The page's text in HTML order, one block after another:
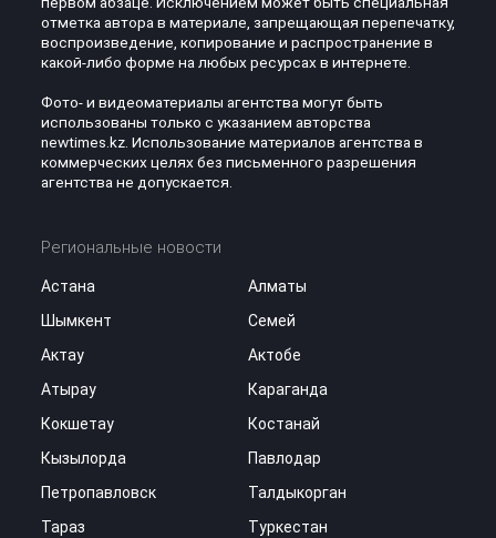
отметка автора в материале, запрещающая перепечатку,
воспроизведение, копирование и распространение в
какой-либо форме на любых ресурсах в интернете.
Фото- и видеоматериалы агентства могут быть
использованы только с указанием авторства
newtimes.kz. Использование материалов агентства в
коммерческих целях без письменного разрешения
агентства не допускается.
Региональные новости
Астана
Алматы
Шымкент
Семей
Актау
Актобе
Атырау
Караганда
Кокшетау
Костанай
Кызылорда
Павлодар
Петропавловск
Талдыкорган
Тараз
Туркестан